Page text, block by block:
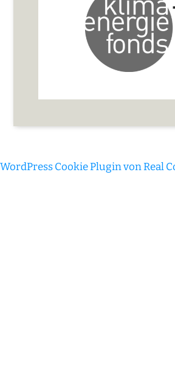
WordPress Cookie Plugin von Real